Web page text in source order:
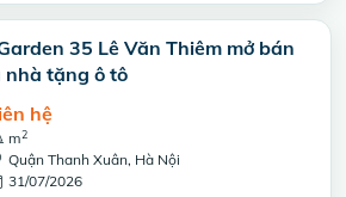
35 Lê Văn Thiêm mở bán
nhà tặng ô tô
hệ
m2
Quận Thanh Xuân, Hà Nội
31/07/2026